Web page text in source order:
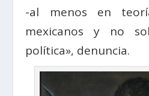
-al menos en
mexicanos y no
política», denuncia.